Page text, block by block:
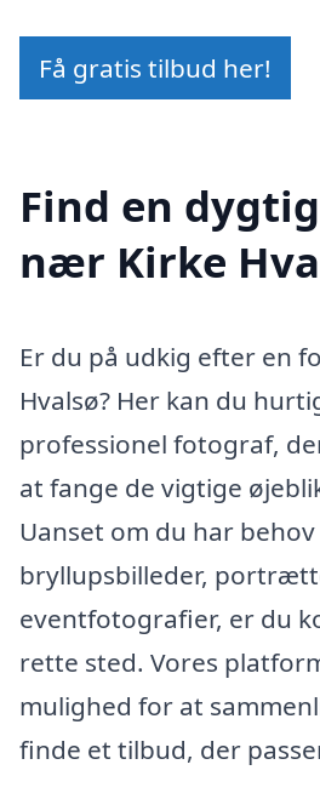
Få gratis tilbud her!
Find en
nær Kirke
Er du på udkig efter en
Hvalsø? Her kan du
professionel fotograf,
at fange de vigtige
Uanset om du har
bryllupsbilleder,
eventfotografier, er du
rette sted. Vores
mulighed for at
finde et tilbud, der